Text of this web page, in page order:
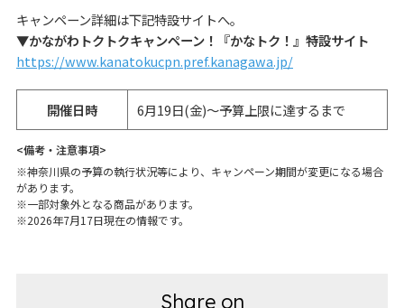
キャンペーン詳細は下記特設サイトへ。
▼かながわトクトクキャンペーン！『かなトク！』特設サイト
https://www.kanatokucpn.pref.kanagawa.jp/
開催日時 6月19日(金)～予算上限に達するまで
<備考・注意事項>
※神奈川県の予算の執行状況等により、キャンペーン期間が変更になる場合
があります。
※一部対象外となる商品があります。
※2026年7月17日現在の情報です。